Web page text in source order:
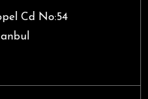
Cd No:54